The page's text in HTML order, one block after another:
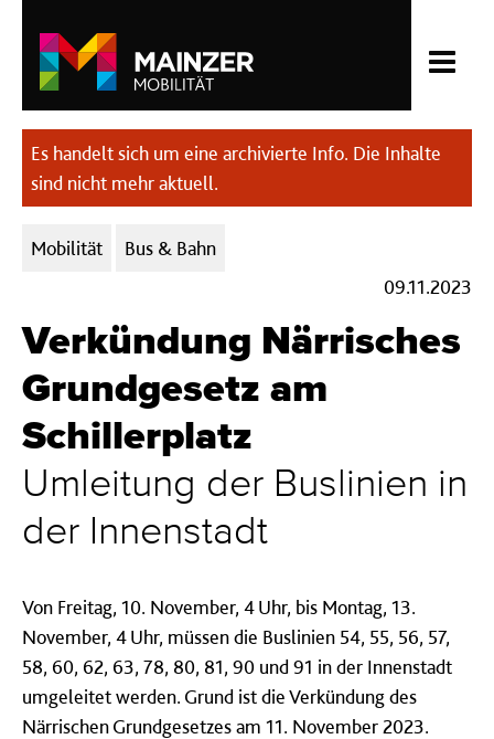
Es handelt sich um eine archivierte Info. Die Inhalte
sind nicht mehr aktuell.
Kategorien:
Mobilität
Bus & Bahn
09.11.2023
Verkündung Närrisches
Grundgesetz am
Schillerplatz
Umleitung der Buslinien in
der Innenstadt
Von Freitag, 10. November, 4 Uhr, bis Montag, 13.
November, 4 Uhr, müssen die Buslinien 54, 55, 56, 57,
58, 60, 62, 63, 78, 80, 81, 90 und 91 in der Innenstadt
umgeleitet werden. Grund ist die Verkündung des
Närrischen Grundgesetzes am 11. November 2023.